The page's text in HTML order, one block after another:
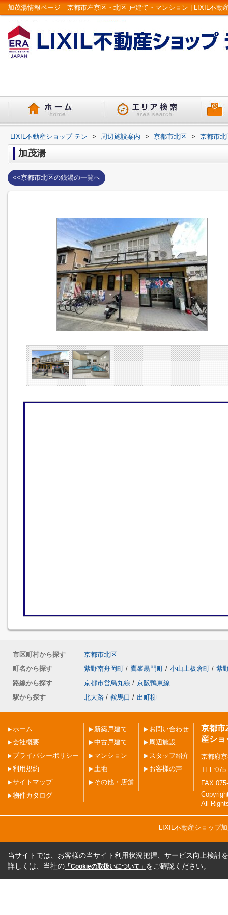
加茂湯情報ページ｜京都市左京区・北区 戸建て・マンション | LIXIL不動
LIXIL不動産ショップ テン > 周辺施設案内 > 京都市北区 > 京都市
加茂湯
<<京都市北区の銭湯の一覧へ
市区町村から探す
京都市北区
町名から探す
紫野南舟岡町 / 鷹峯黒門町 / 小山上板倉町 / 紫
路線から探す
京都市営烏丸線 / 京阪鴨東線
駅から探す
北大路 / 鞍馬口 / 出町柳
ホーム
会社概要
プライバシーポリシー
利用規約
サイトマップ
物件カタログ
新築戸建て
中古戸建て
マンション
土地
その他・店舗
お問い合わせ
周辺施設
スタッフ紹介
お客様の声
京都市
産ショ
京都府
All
LIXIL不動産ショップ
当サイトでは、お客様の当サイト利用状況把握、サービス向上検討
詳しくは、当社の 「Cookieの取扱いについて」 をご確認ください。